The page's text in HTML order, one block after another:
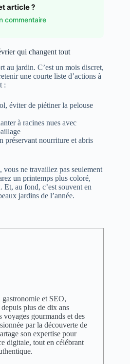
article ?
commentaire
qui changent tout
au jardin. C’est un mois discret,
une courte liste d’actions à
:
éviter de piétiner la pelouse
à racines nues avec
préservant nourriture et abris
vous ne travaillez pas seulement
un printemps plus coloré,
au fond, c’est souvent en
jardins de l’année.
gastronomie et SEO,
plus de dix ans
voyages gourmands et des
par la découverte de
son expertise pour
digitale, tout en célébrant